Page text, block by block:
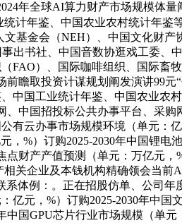
年全球AI算力财产市场规模体
计年鉴、中国农业农村统计年鉴
基金会（NEH）、中国文化财
出书社、中国音数协逛戏工委、
FAO）、国际咖啡组织、国际畜
瞻取投资计谋规划阐发演讲99
中国工业统计年鉴、中国农业
中国招投标公共办事平台、采
有云办事市场规模环境（单元
，%）订购2025-2030年中国锂
财产产值预测（单元：万亿元
关企业及本钱机构精确领会当
体例：。正在招股仿单、公司
亿元，%）订购2025-2030年中
中国GPU芯片行业市场规模（单